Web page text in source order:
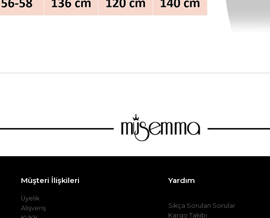
Müşteri İlişkileri
Üyelik
Alışveriş
Yardım
Sıkça Sorulan Sorular
Kargo Takibi